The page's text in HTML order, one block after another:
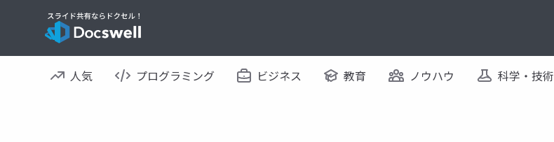
人気 プログラミング ビジネス 教育 ノウハウ 科学・技術